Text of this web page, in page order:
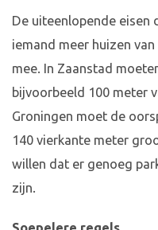
De uiteenlopende eisen
iemand meer huizen
mee. In Zaanstad
bijvoorbeeld 100 meter
Groningen moet de
140 vierkante meter
willen dat er genoeg
zijn.